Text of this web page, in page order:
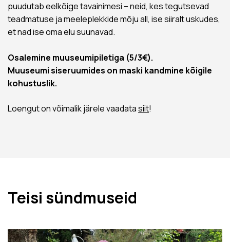
puudutab eelkõige tavainimesi – neid, kes tegutsevad
teadmatuse ja meeleplekkide mõju all, ise siiralt uskudes,
et nad ise oma elu suunavad.
Osalemine muuseumipiletiga (5/3€).
Muuseumi siseruumides on maski kandmine kõigile
kohustuslik.
Loengut on võimalik järele vaadatasiit!
Teisi sündmuseid